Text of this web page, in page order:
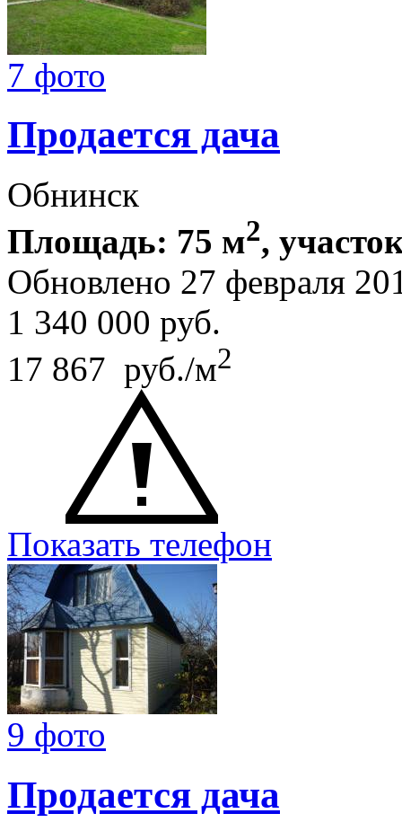
7 фото
Продается дача
Обнинск
Площадь: 75 м2,
Обновлено 27 февраля
1 340 000 руб.
17 867 руб./м2
Показать телефон
9 фото
Продается дача